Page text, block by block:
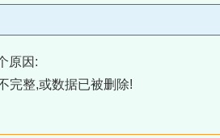
原因:
完整,或数据已被删除!